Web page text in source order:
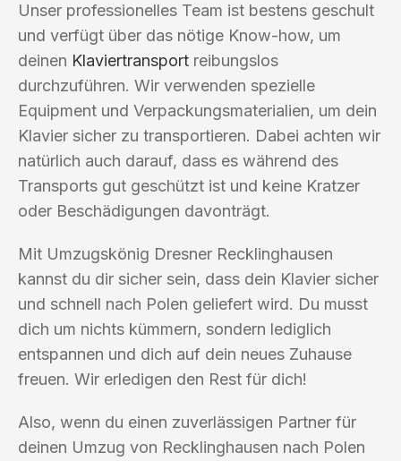
Unser professionelles Team ist bestens geschult
und verfügt über das nötige Know-how, um
deinen Klaviertransport reibungslos
durchzuführen. Wir verwenden spezielle
Equipment und Verpackungsmaterialien, um dein
Klavier sicher zu transportieren. Dabei achten wir
natürlich auch darauf, dass es während des
Transports gut geschützt ist und keine Kratzer
oder Beschädigungen davonträgt.
Mit Umzugskönig Dresner Recklinghausen
kannst du dir sicher sein, dass dein Klavier sicher
und schnell nach Polen geliefert wird. Du musst
dich um nichts kümmern, sondern lediglich
entspannen und dich auf dein neues Zuhause
freuen. Wir erledigen den Rest für dich!
Also, wenn du einen zuverlässigen Partner für
deinen Umzug von Recklinghausen nach Polen